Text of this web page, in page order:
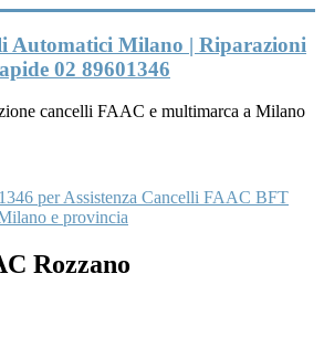
Automatici Milano | Riparazioni
02 89601346
cancelli FAAC e multimarca a Milano
per Assistenza Cancelli FAAC BFT
e provincia
Rozzano